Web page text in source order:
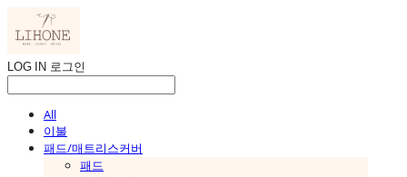
LOG IN 로그인
All
이불
패드/매트리스커버
패드